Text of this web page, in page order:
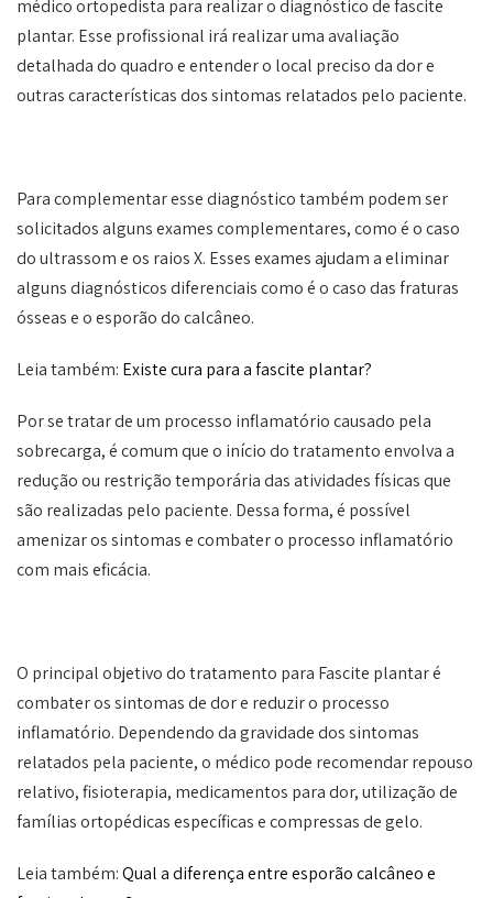
médico ortopedista para realizar o diagnóstico de fascite
plantar. Esse profissional irá realizar uma avaliação
detalhada do quadro e entender o local preciso da dor e
outras características dos sintomas relatados pelo paciente.
Para complementar esse diagnóstico também podem ser
solicitados alguns exames complementares, como é o caso
do ultrassom e os raios X. Esses exames ajudam a eliminar
alguns diagnósticos diferenciais como é o caso das fraturas
ósseas e o esporão do calcâneo.
Leia também: Existe cura para a fascite plantar?
Por se tratar de um processo inflamatório causado pela
sobrecarga, é comum que o início do tratamento envolva a
redução ou restrição temporária das atividades físicas que
são realizadas pelo paciente. Dessa forma, é possível
amenizar os sintomas e combater o processo inflamatório
com mais eficácia.
O principal objetivo do tratamento para Fascite plantar é
combater os sintomas de dor e reduzir o processo
inflamatório. Dependendo da gravidade dos sintomas
relatados pela paciente, o médico pode recomendar repouso
relativo, fisioterapia, medicamentos para dor, utilização de
famílias ortopédicas específicas e compressas de gelo.
Leia também:Qual a diferença entre esporão calcâneo e